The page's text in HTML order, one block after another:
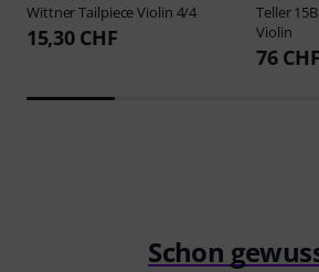
WittnerTailpiece Violin 4/4
15,30 CHF
Teller
Violin
76 CHF
Schon